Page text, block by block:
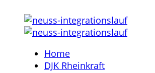
Home
DJK Rheinkraft